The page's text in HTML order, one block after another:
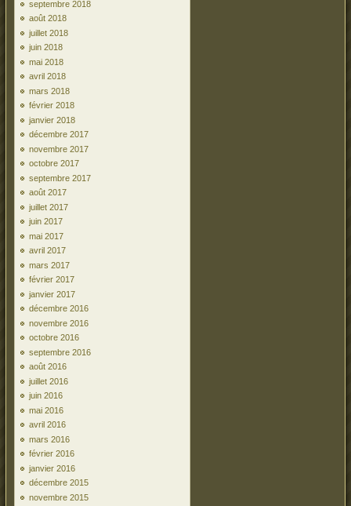
septembre 2018
août 2018
juillet 2018
juin 2018
mai 2018
avril 2018
mars 2018
février 2018
janvier 2018
décembre 2017
novembre 2017
octobre 2017
septembre 2017
août 2017
juillet 2017
juin 2017
mai 2017
avril 2017
mars 2017
février 2017
janvier 2017
décembre 2016
novembre 2016
octobre 2016
septembre 2016
août 2016
juillet 2016
juin 2016
mai 2016
avril 2016
mars 2016
février 2016
janvier 2016
décembre 2015
novembre 2015